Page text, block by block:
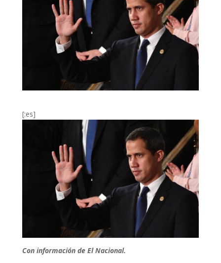
[:es]
Con información de El Nacional.